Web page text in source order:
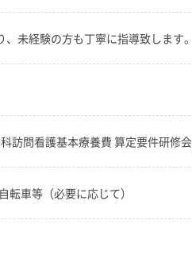
未経験の方も丁寧に指導致します
訪問看護基本療養費 算定要件研修
車等（必要に応じて）